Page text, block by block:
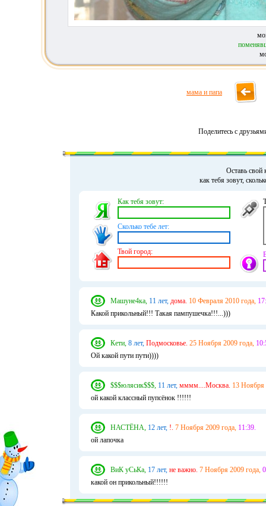
мама и папа
Поделитесь с
Оставь свой
как тебя зовут,
Как тебя зовут:
Сколько тебе лет:
Твой город:
Машуне4ка, 11 лет, дома. 10 Февраля 2010 года,
Какой прикольный!!! Такая пампушечка!!!...)))
Кети, 8 лет, Подмосковье. 25 Ноября 2009 года,
Ой какой пути пути))))
$$$юлясик$$$, 11 лет, мммм....Москва. 13 Ноября
ой какой классный пупсёнок !!!!!!
НАСТЁНА, 12 лет, !. 7 Ноября 2009 года, 11:39.
ой лапочка
ВиК уСьКа, 17 лет, не важно. 7 Ноября 2009 года,
какой он прикольный!!!!!!